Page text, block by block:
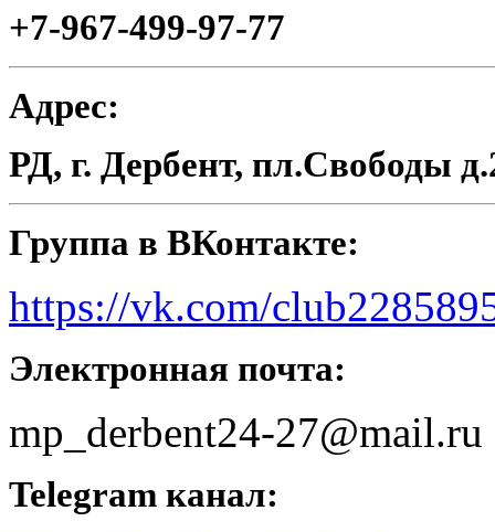
+7-967-499-97-77
Адрес:
РД, г. Дербент, пл.Свободы
Группа в ВКонтакте:
https://vk.com/
Электронная почта:
mp_derbent24-27@mail.ru
Telegram канал: